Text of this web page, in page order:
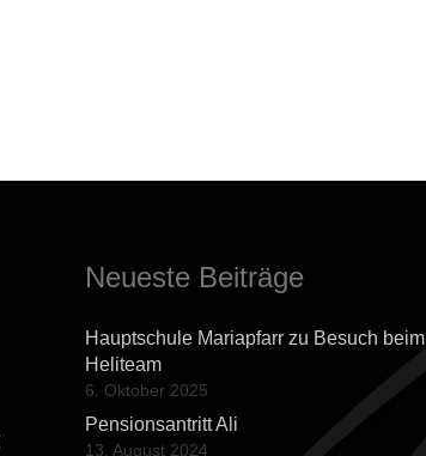
Neueste Beiträge
Hauptschule Mariapfarr zu Besuch beim
Heliteam
6. Oktober 2025
Pensionsantritt Ali
13. August 2024